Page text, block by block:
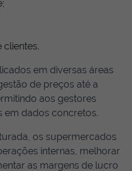
clientes.
em diversas áreas
de preços até a
aos gestores
em dados concretos.
os supermercados
internas, melhorar
as margens de lucro